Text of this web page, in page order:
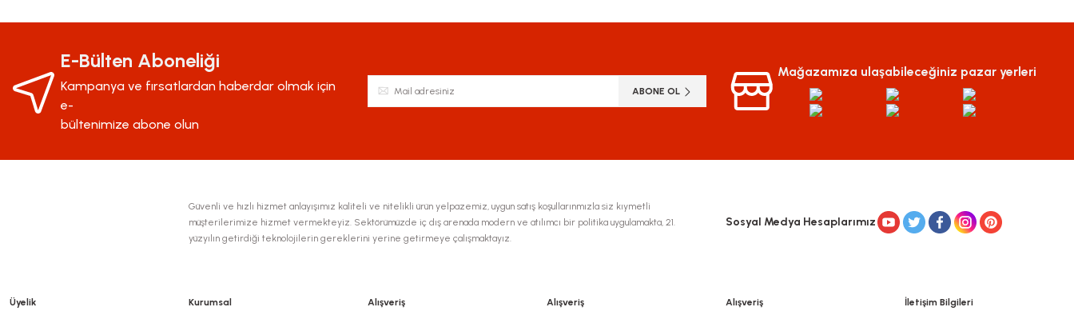
E-Bülten Aboneliği
Kampanya ve fırsatlardan haberdar olmak için
e-
bültenimize abone olun
ABONE OL
Mağazamıza ulaşabileceğiniz pazar yerleri
Güvenli ve hızlı hizmet anlayışımız kaliteli ve nitelikli ürün yelpazemiz, uygun satış koşullarınmızla siz kıymetli
müşterilerimize hizmet vermekteyiz. Sektörümüzde iç dış arenada modern ve atılımcı bir politika uygulamakta, 21.
yüzyılın getirdiği teknolojilerin gereklerini yerine getirmeye çalışmaktayız.
Sosyal Medya Hesaplarımız
Üyelik Kurumsal Alışveriş Alışveriş Alışveriş İletişim Bilgileri